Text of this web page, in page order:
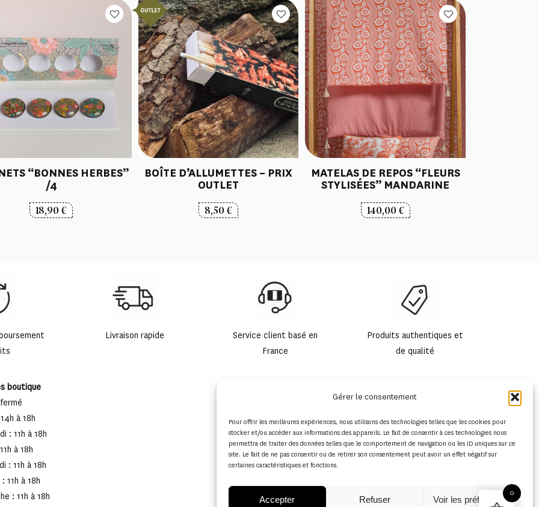
Gérer le consentement
Pour offrir les meilleures expériences, nous utilisons des technologies telles que les cookies pour
stocker et/ou accéder aux informations des appareils. Le fait de consentir à ces technologies nous
permettra de traiter des données telles que le comportement de navigation ou les ID uniques sur ce
site. Le fait de ne pas consentir ou de retirer son consentement peut avoir un effet négatif sur
certaines caractéristiques et fonctions.
Accepter Refuser Voir les préférences
“BONNES HERBES”
/4
18,90€
BOÎTE D’ALLUMETTES – PRIX
OUTLET
8,50€
MATELAS DE REPOS “FLEURS
STYLISÉES” MANDARINE
140,00€
Livraison rapide
Service client basé en
France
Produits authentiques et
de qualité
boutique
à 18h
: 11h à 18h
à 18h
: 11h à 18h
11h à 18h
: 11h à 18h
0